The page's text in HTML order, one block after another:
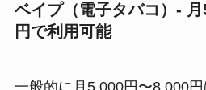
ベイプ（電子タバコ）-
円で利用可能